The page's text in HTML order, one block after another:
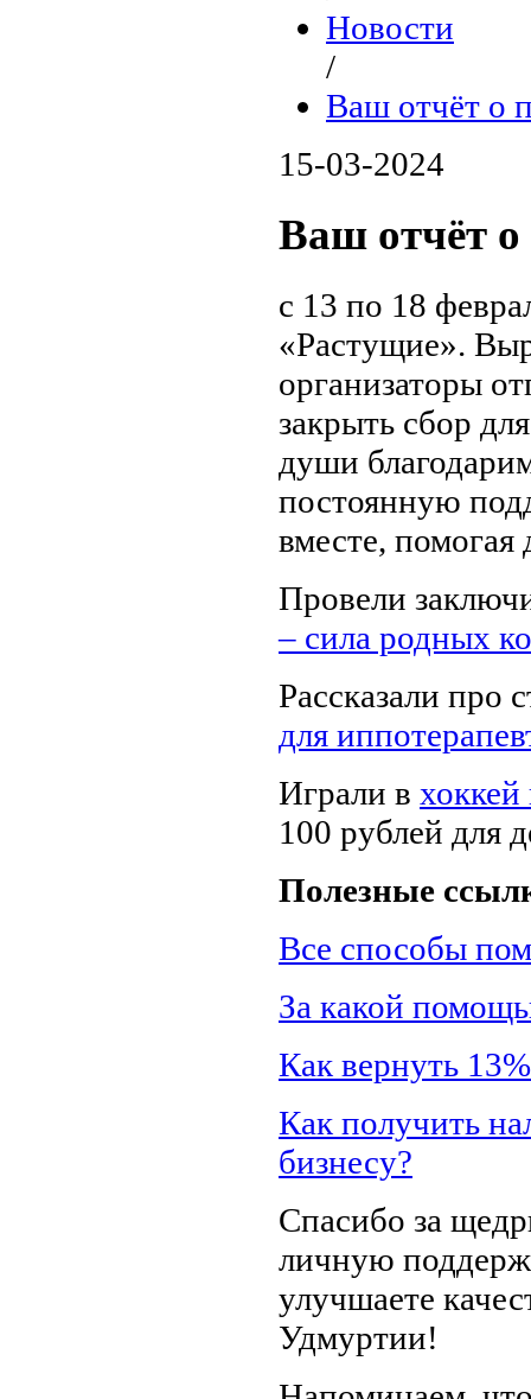
Новости
/
Ваш отчёт о
15-03-2024
Ваш отчёт
с 13 по 18
«Растущие».
организаторы
закрыть сбор
души
постоянную
вместе, помогая
Провели
– сила родных
Рассказали про
для
Играли в хоккей
100 рублей для
Полезные
Все способы
За какой
Как вернуть
Как получить
бизнесу?
Спасибо за
личную
улучшаете
Удмуртии!